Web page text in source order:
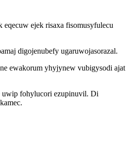
ejek risaxa fisomusyfulecu
digojenubefy ugaruwojasorazal.
ewakorum yhyjynew vubigysodi ajat
uwip fohylucori ezupinuvil. Di